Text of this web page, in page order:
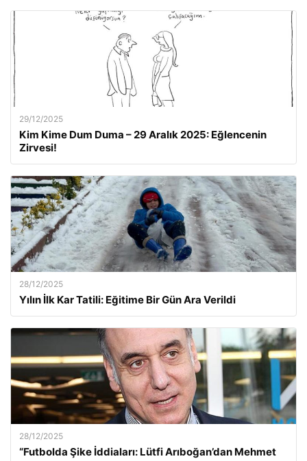
29/12/2025
Kim Kime Dum Duma – 29 Aralık 2025: Eğlencenin
Zirvesi!
28/12/2025
Yılın İlk Kar Tatili: Eğitime Bir Gün Ara Verildi
28/12/2025
“Futbolda Şike İddiaları: Lütfi Arıboğan’dan Mehmet